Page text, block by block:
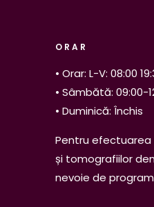
ORAR
• Orar: L-V: 08:00
• Sâmbătă: 09:00-
• Duminică: Închis
Pentru efectuarea
și tomografiilor
nevoie de